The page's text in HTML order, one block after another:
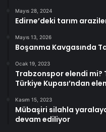
Mayıs 28, 2024
Edirne’deki tarım
Mayıs 13, 2026
Boşanma Kavgasında
Ocak 19, 2023
Trabzonspor elendi mi?
Türkiye Kupası’ndan
Kasım 15, 2023
Mübaşiri silahla
devam ediliyor